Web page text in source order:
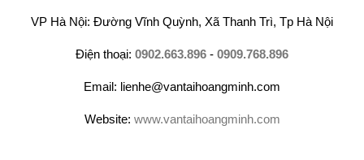
VP Hà Nội: Đường Vĩnh Quỳnh, Xã Thanh Trì, Tp Hà Nội
Điện thoại: 0902.663.896 - 0909.768.896
Email: lienhe@vantaihoangminh.com
Website: www.vantaihoangminh.com